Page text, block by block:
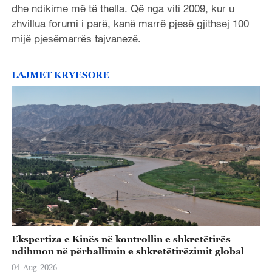
dhe ndikime më të thella. Që nga viti 2009, kur u
zhvillua forumi i parë, kanë marrë pjesë gjithsej 100
mijë pjesëmarrës tajvanezë.
LAJMET KRYESORE
Ekspertiza e Kinës në kontrollin e shkretëtirës
ndihmon në përballimin e shkretëtirëzimit global
04-Aug-2026